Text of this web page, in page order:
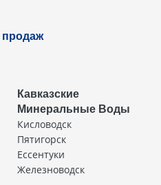
продаж
Кавказские
Минеральные Воды
Кисловодск
Пятигорск
Ессентуки
Железноводск